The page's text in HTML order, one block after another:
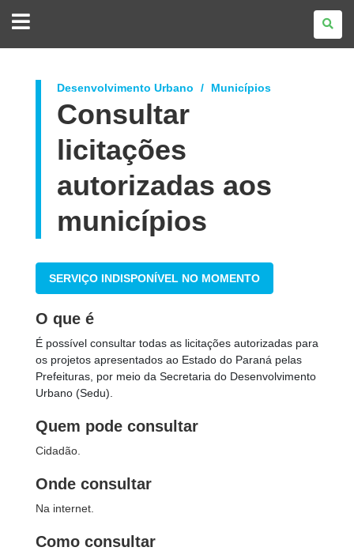
DO
Desenvolvimento Urbano Municípios
Consultar
licitações
autorizadas aos
municípios
SERVIÇO INDISPONÍVEL NO MOMENTO
O que é
É possível consultar todas as licitações autorizadas para
os projetos apresentados ao Estado do Paraná pelas
Prefeituras, por meio da Secretaria do Desenvolvimento
Urbano (Sedu).
Quem pode consultar
Cidadão.
Onde consultar
Na internet.
Como consultar